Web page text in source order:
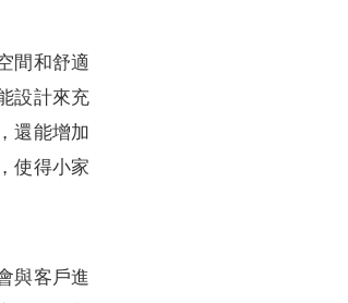
間和舒適
設計來充
還能增加
使得小家
與客戶進